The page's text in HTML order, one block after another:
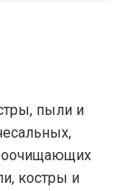
пыли и
костры и